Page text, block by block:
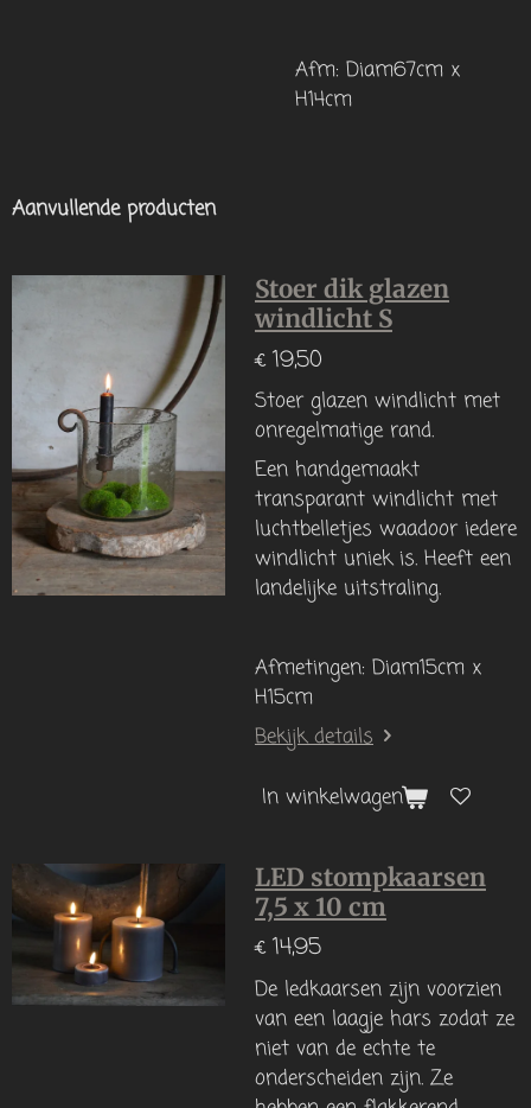
Afm: Diam67cm x
H14cm
Aanvullende producten
Stoer dik glazen
windlicht S
€ 19,50
Stoer glazen windlicht met
onregelmatige rand.
Een handgemaakt
transparant windlicht met
luchtbelletjes waadoor iedere
windlicht uniek is. Heeft een
landelijke uitstraling.
Afmetingen: Diam15cm x
H15cm
Bekijk details
In winkelwagen
LED stompkaarsen
7,5 x 10 cm
€ 14,95
De ledkaarsen zijn voorzien
van een laagje hars zodat ze
niet van de echte te
onderscheiden zijn. Ze